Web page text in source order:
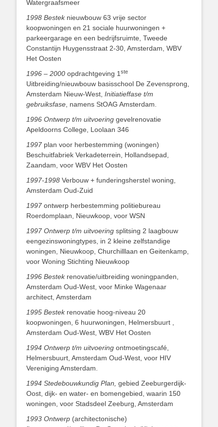
Watergraafsmeer
1998 Bestek nieuwbouw 63 vrije sector
koopwoningen en 21 sociale huurwoningen +
parkeergarage en een bedrijfsruimte, Tweede
Constantijn Huygensstraat 2-30, Amsterdam, WBV
Het Oosten
1996 – 2000 opdrachtgeving 1ste
Uitbreiding/nieuwbouw basisschool De Zevensprong,
Amsterdam Nieuw-West, Initiatieffase t/m
gebruiksfase, namens StOAG Amsterdam.
1996 Ontwerp t/m uitvoering gevelrenovatie
Apeldoorns College, Loolaan 346
1997 plan voor herbestemming (woningen)
Beschuitfabriek Verkadeterrein, Hollandsepad,
Zaandam, voor WBV Het Oosten
1997-1998 Verbouw + funderingsherstel woning,
Amsterdam Oud-Zuid
1997 ontwerp herbestemming politiebureau
Roerdomplaan, Nieuwkoop, voor WSN
1997 Ontwerp t/m uitvoering splitsing 2 laagbouw
eengezinswoningtypes, in 2 kleine zelfstandige
woningen, Nieuwkoop, Churchilllaan en Geitenkamp,
voor Woning Stichting Nieuwkoop
1996 Bestek renovatie/uitbreiding woningpanden,
Amsterdam Oud-West, voor Minke Wagenaar
architect, Amsterdam
1995 Bestekrenovatie hoog-niveau 20
koopwoningen, 6 huurwoningen, Helmersbuurt ,
Amsterdam Oud-West, WBV Het Oosten
1994 Ontwerp t/m uitvoering ontmoetingscafé,
Helmersbuurt, Amsterdam Oud-West, voor HIV
Vereniging Amsterdam.
1994 Stedebouwkundig Plan, gebied Zeeburgerdijk-
Oost, dijk- en water- en bomengebied, waarin 150
woningen, voor Stadsdeel Zeeburg, Amsterdam
1993 Ontwerp (architectonische)